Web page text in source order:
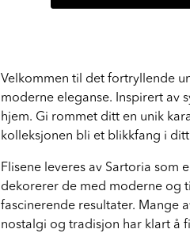
Velkommen til det fortryllende
moderne eleganse. Inspirert av
hjem. Gi rommet ditt en unik
kolleksjonen bli et blikkfang i
Flisene leveres av Sartoria
dekorerer de med moderne og
fascinerende resultater. Mange
nostalgi og tradisjon har klart å